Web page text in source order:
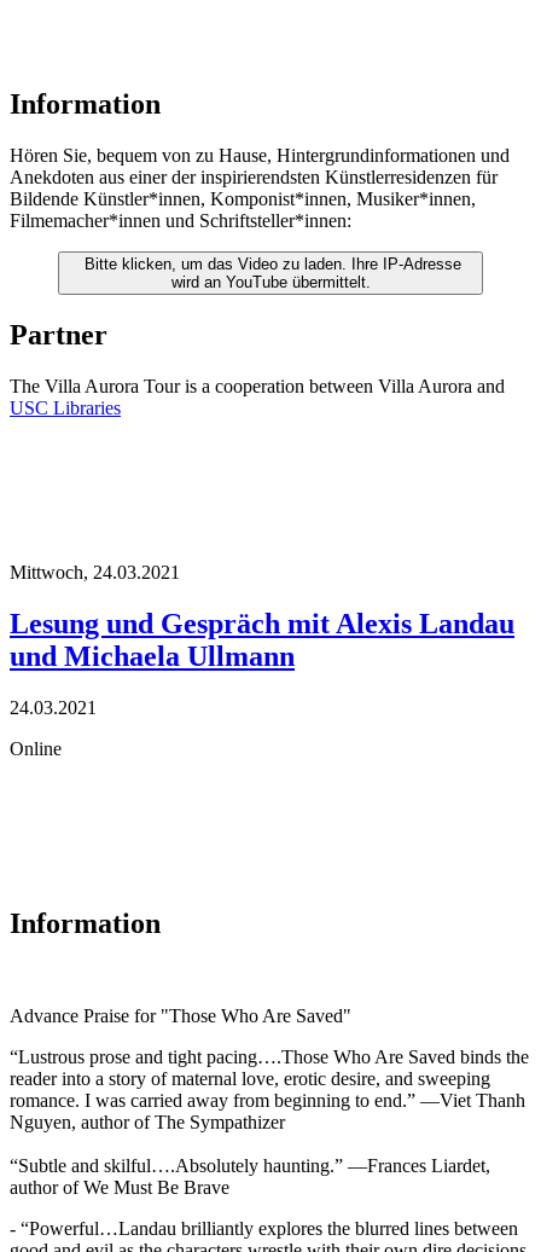
Information
Hören Sie, bequem von zu Hause, Hintergrundinformationen und
Anekdoten aus einer der inspirierendsten Künstlerresidenzen für
Bildende Künstler*innen, Komponist*innen, Musiker*innen,
Filmemacher*innen und Schriftsteller*innen:
Bitte klicken, um das Video zu laden. Ihre IP-Adresse
wird an YouTube übermittelt.
Partner
The Villa Aurora Tour is a cooperation between Villa Aurora and
USC Libraries
Mittwoch, 24.03.2021
Lesung und Gespräch mit Alexis Landau
und Michaela Ullmann
24.03.2021
Online
Information
Advance Praise for "Those Who Are Saved"
“Lustrous prose and tight pacing….Those Who Are Saved binds the
reader into a story of maternal love, erotic desire, and sweeping
romance. I was carried away from beginning to end.” —Viet Thanh
Nguyen, author of The Sympathizer
“Subtle and skilful….Absolutely haunting.” —Frances Liardet,
author of We Must Be Brave
- “Powerful…Landau brilliantly explores the blurred lines between